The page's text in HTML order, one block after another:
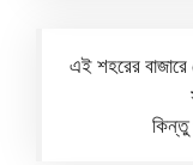
এই শহরের বাজারে
কিন্তু